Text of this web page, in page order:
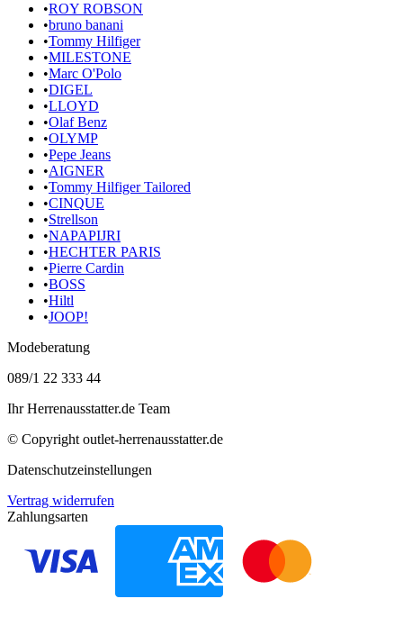
•ROY ROBSON
•bruno banani
•Tommy Hilfiger
•MILESTONE
•Marc O'Polo
•DIGEL
•LLOYD
•Olaf Benz
•OLYMP
•Pepe Jeans
•AIGNER
•Tommy Hilfiger Tailored
•CINQUE
•Strellson
•NAPAPIJRI
•HECHTER PARIS
•Pierre Cardin
•BOSS
•Hiltl
•JOOP!
Modeberatung
089/1 22 333 44
Ihr Herrenausstatter.de Team
© Copyright outlet-herrenausstatter.de
Datenschutzeinstellungen
Vertrag widerrufen
Zahlungsarten